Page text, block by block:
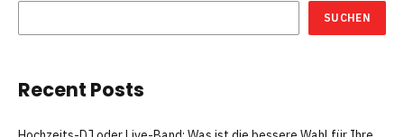
SUCHEN
Recent Posts